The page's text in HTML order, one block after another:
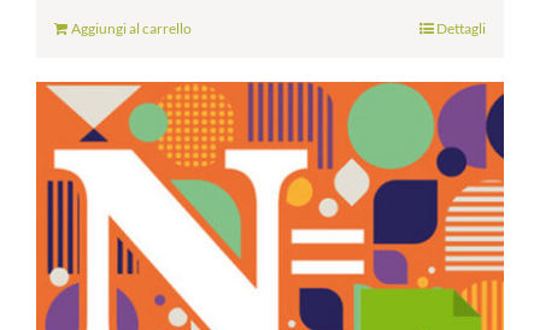
Aggiungi al carrello Dettagli